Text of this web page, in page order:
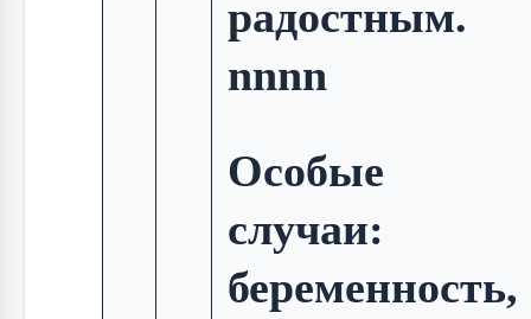
радостным.
nnnn
Особые
случаи:
беременность,